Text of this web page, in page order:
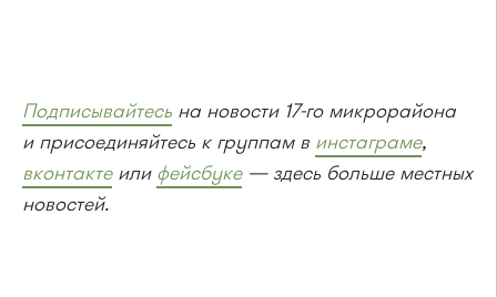
Подписывайтесь на новости 17-го микрорайона
и присоединяйтесь к группам в инстаграме,
вконтактеили фейсбуке— здесь больше местных
новостей.